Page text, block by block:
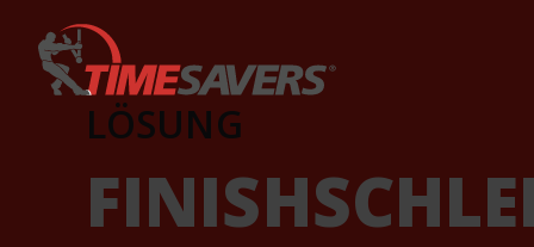
Keyword
LÖSUNG